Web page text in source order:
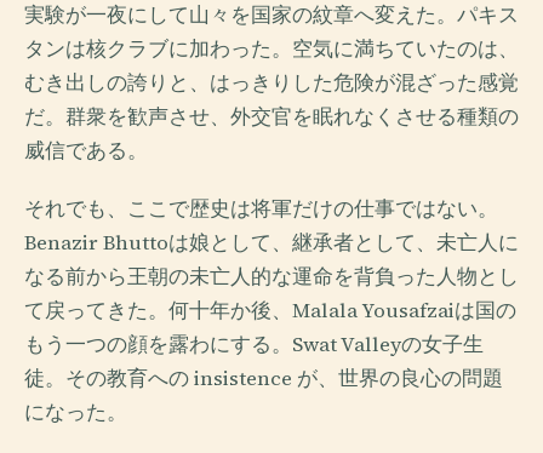
実験が一夜にして山々を国家の紋章へ変えた。パキス
タンは核クラブに加わった。空気に満ちていたのは、
むき出しの誇りと、はっきりした危険が混ざった感覚
だ。群衆を歓声させ、外交官を眠れなくさせる種類の
威信である。
それでも、ここで歴史は将軍だけの仕事ではない。
Benazir Bhuttoは娘として、継承者として、未亡人に
なる前から王朝の未亡人的な運命を背負った人物とし
て戻ってきた。何十年か後、Malala Yousafzaiは国の
もう一つの顔を露わにする。Swat Valleyの女子生
徒。その教育への insistence が、世界の良心の問題
になった。